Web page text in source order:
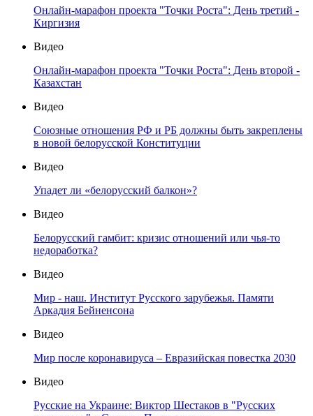
Онлайн-марафон проекта "Точки Роста": День третий -
Киргизия
Видео
Онлайн-марафон проекта "Точки Роста": День второй -
Казахстан
Видео
Союзные отношения РФ и РБ должны быть закреплены
в новой белорусской Конституции
Видео
Упадет ли «белорусский балкон»?
Видео
Белорусский гамбит: кризис отношений или чья-то
недоработка?
Видео
Мир - наш. Институт Русского зарубежья. Памяти
Аркадия Бейненсона
Видео
Мир после коронавируса – Евразийская повестка 2030
Видео
Русские на Украине: Виктор Шестаков в "Русских